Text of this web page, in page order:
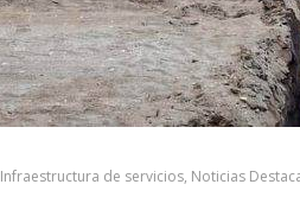
Infraestructura de servicios, Noticias